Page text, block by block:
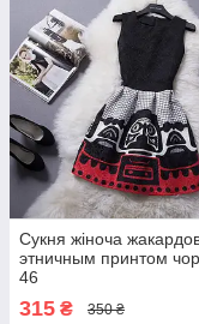
Сукня жіноча
этничным принтом
46
315 ₴ 350 ₴